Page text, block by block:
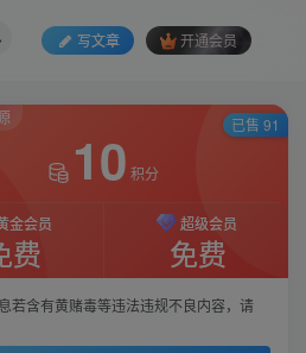
写文章 开通会员
10 积分
金会员
费
超级会员
免费
若含有黄赌毒等违法违规不良内容，请
已售 91